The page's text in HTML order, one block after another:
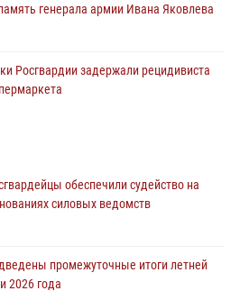
генерала армии Ивана Яковлева
Росгвардии задержали рецидивиста
провел военно-полевые
магазинных воров в Челябинске
Росгвардии задержали
обеспечили судейство на
силовых ведомств
промежуточные итоги летней
2026 года